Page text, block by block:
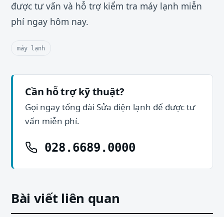
được tư vấn và hỗ trợ kiểm tra máy lạnh miễn
phí ngay hôm nay.
máy lạnh
Cần hỗ trợ kỹ thuật?
Gọi ngay tổng đài Sửa điện lạnh để được tư
vấn miễn phí.
028.6689.0000
Bài viết liên quan